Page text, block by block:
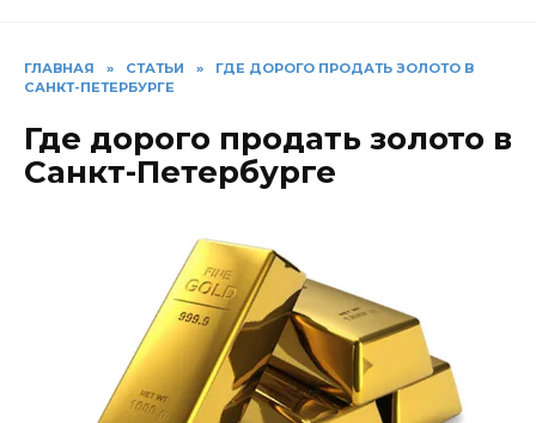
ГЛАВНАЯ » СТАТЬИ »
ГДЕ ДОРОГО ПРОДАТЬ ЗОЛОТО В
САНКТ-ПЕТЕРБУРГЕ
Где дорого продать золото в
Санкт-Петербурге